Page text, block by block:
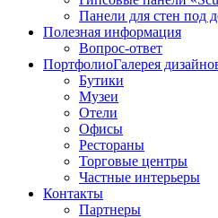
Панели для стен под
Полезная информация
Вопрос-ответ
ПортфолиоГалерея
Бутики
Музеи
Отели
Офисы
Рестораны
Торговые центры
Частные интерьеры
Контакты
Партнеры